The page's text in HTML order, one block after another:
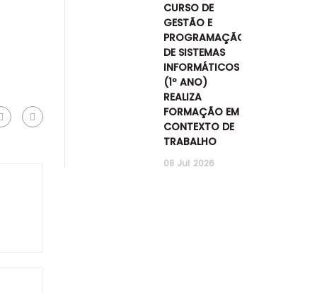
CURSO DE
GESTÃO E
PROGRAMAÇÃO
DE SISTEMAS
INFORMÁTICOS
(1º ANO)
REALIZA
FORMAÇÃO EM
CONTEXTO DE
TRABALHO
08 Jul 2026